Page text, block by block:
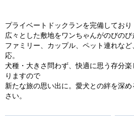
プライベートドックランを完備しており
広々とした敷地をワンちゃんがのびのび
ファミリー、カップル、ペット連れな
応。
犬種・大きさ問わず、快適に思う存分
りますので
新たな旅の思い出に。愛犬との絆を深
さい。